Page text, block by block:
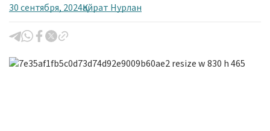
30 сентября, 2024Қайрат Нурлан